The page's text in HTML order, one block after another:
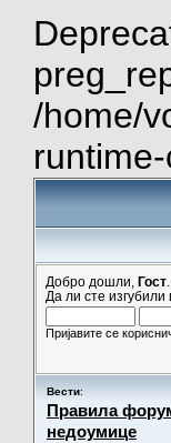
/home/
Добро дошли, Гост
Да ли сте изгубили
Пријавите се
Вести:
Правила
недоумице